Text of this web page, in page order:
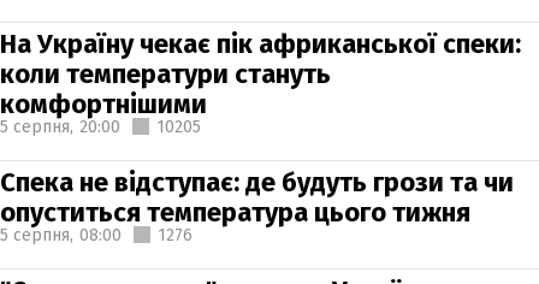
На Україну чекає пік африканської спеки:
коли температури стануть
комфортнішими
5 серпня, 20:00 10205
Спека не відступає: де будуть грози та чи
опуститься температура цього тижня
5 серпня, 08:00 1276